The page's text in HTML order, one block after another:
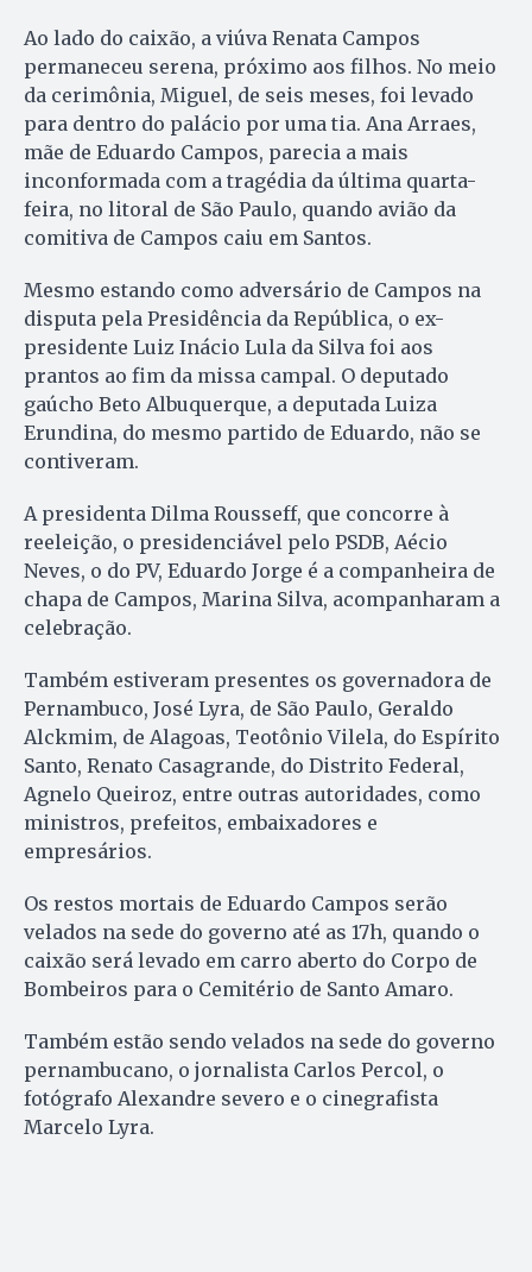
Ao lado do caixão, a viúva Renata Campos
permaneceu serena, próximo aos filhos. No meio
da cerimônia, Miguel, de seis meses, foi levado
para dentro do palácio por uma tia. Ana Arraes,
mãe de Eduardo Campos, parecia a mais
inconformada com a tragédia da última quarta-
feira, no litoral de São Paulo, quando avião da
comitiva de Campos caiu em Santos.
Mesmo estando como adversário de Campos na
disputa pela Presidência da República, o ex-
presidente Luiz Inácio Lula da Silva foi aos
prantos ao fim da missa campal. O deputado
gaúcho Beto Albuquerque, a deputada Luiza
Erundina, do mesmo partido de Eduardo, não se
contiveram.
A presidenta Dilma Rousseff, que concorre à
reeleição, o presidenciável pelo PSDB, Aécio
Neves, o do PV, Eduardo Jorge é a companheira de
chapa de Campos, Marina Silva, acompanharam a
celebração.
Também estiveram presentes os governadora de
Pernambuco, José Lyra, de São Paulo, Geraldo
Alckmim, de Alagoas, Teotônio Vilela, do Espírito
Santo, Renato Casagrande, do Distrito Federal,
Agnelo Queiroz, entre outras autoridades, como
ministros, prefeitos, embaixadores e
empresários.
Os restos mortais de Eduardo Campos serão
velados na sede do governo até as 17h, quando o
caixão será levado em carro aberto do Corpo de
Bombeiros para o Cemitério de Santo Amaro.
Também estão sendo velados na sede do governo
pernambucano, o jornalista Carlos Percol, o
fotógrafo Alexandre severo e o cinegrafista
Marcelo Lyra.